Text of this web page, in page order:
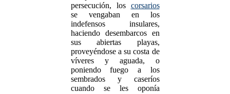
persecución, los corsarios
se vengaban en los
indefensos insulares,
haciendo desembarcos en
sus abiertas playas,
proveyéndose a su costa de
víveres y aguada, o
poniendo fuego a los
sembrados y caseríos
cuando se les oponía